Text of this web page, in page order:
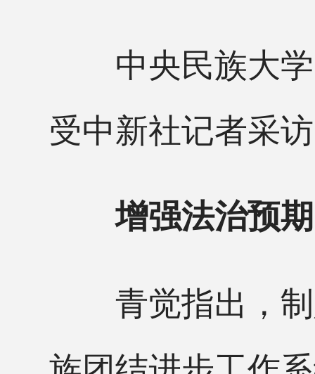
中央民族大学
受中新社记者采
增强法治预期
青觉指出，制